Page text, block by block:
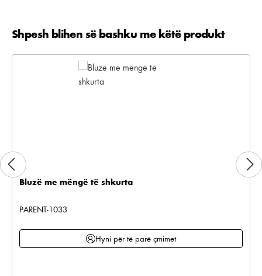
Kalo galerinë e produktit
Shpesh blihen së bashku me këtë produkt
Bluzë me mëngë të shkurta
PARENT-1033
Hyni për të parë çmimet